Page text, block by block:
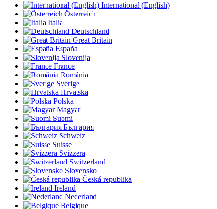
International (English)
Österreich
Italia
Deutschland
Great Britain
España
Slovenija
France
România
Sverige
Hrvatska
Polska
Magyar
Suomi
България
Schweiz
Suisse
Svizzera
Switzerland
Slovensko
Česká republika
Ireland
Nederland
Belgique